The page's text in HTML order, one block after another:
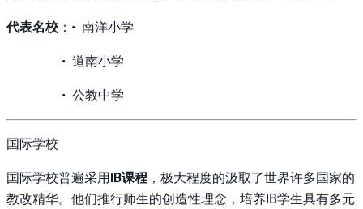
代表名校 ：• 南洋小学
• 道南小学
• 公教中学
国际学校
国际学校普遍采用 IB课程 ，极大程度的汲取了世界许多国家的
教改精华。他们推行师生的创造性理念，培养IB学生具有多元